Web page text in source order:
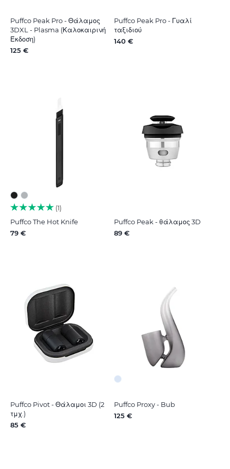
Puffco Peak Pro - Θάλαμος
3DXL - Plasma (Καλοκαιρινή
Έκδοση)
125 €
Puffco Peak Pro - Γυαλί
ταξιδιού
140 €
1
Puffco The Hot Knife
79 €
Puffco Peak - θάλαμος 3D
89 €
Puffco Pivot - Θάλαμοι 3D (2
τμχ.)
85 €
Puffco Proxy - Bub
125 €